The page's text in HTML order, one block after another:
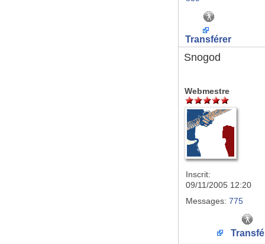
Transférer
Snogod
Webmestre
Inscrit:
09/11/2005 12:20
Messages: 775